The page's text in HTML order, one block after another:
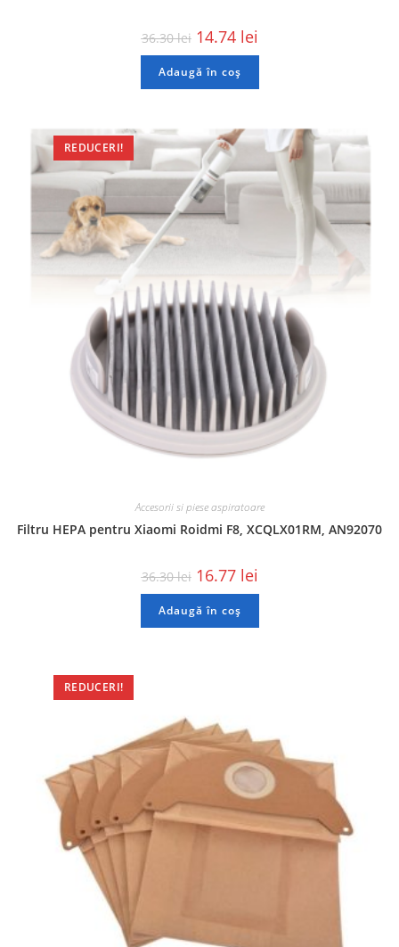
36.30lei 14.74 lei
Adaugă în coș
REDUCERI!
Accesorii si piese aspiratoare
Filtru HEPA pentru Xiaomi Roidmi F8, XCQLX01RM, AN92070
36.30lei 16.77 lei
Adaugă în coș
REDUCERI!